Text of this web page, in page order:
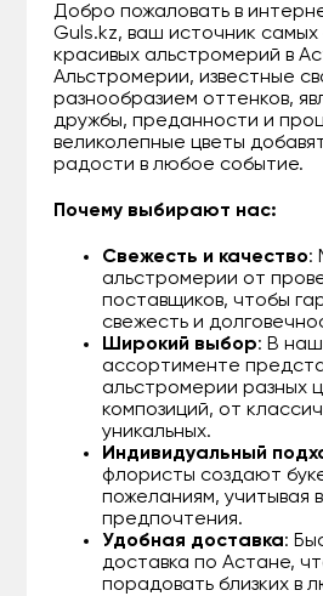
Добро пожаловать в
Guls.kz, ваш источник самых
красивых альстромерий в
Альстромерии, известные
разнообразием оттенков,
дружбы, преданности и
великолепные цветы
радости в любое событие.
Почему выбирают нас:
Свежесть и качество:
альстромерии от
поставщиков, чтобы
свежесть и
Широкий выбор: В
ассортименте
альстромерии разных
композиций, от
уникальных.
Индивидуальный
флористы создают
пожеланиям, учитывая
предпочтения.
Удобная доставка:
доставка по Астане,
порадовать близких в